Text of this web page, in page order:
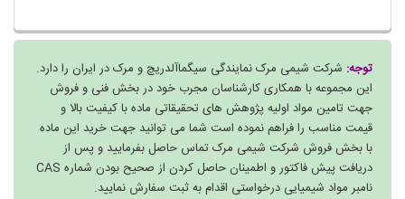
توجه: شرکت شیمی مرک نمایندگی سیگماآلدریچ و مرک در ایران را دارد.
این مجموعه با همکاری کارشناسان مجرب خود در بخش فنی و فروش
جهت تامین مواد اولیه پژوهش های تحقیقاتی ماده با کیفیت بالا و
قیمت مناسب را فراهم نموده است شما می توانید جهت خرید این ماده
با بخش فروش شرکت شیمی مرک تماس حاصل بفرمایید و پس از
دریافت پیش فاکتور و اطمینان حاصل کردن از صحیح بودن شماره CAS
نامبر مواد شیمیایی درخواستی اقدام به ثبت سفارش نمایید.